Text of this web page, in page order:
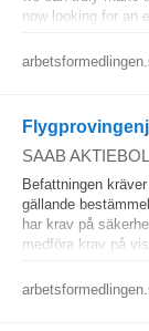
now looking for an
SAAB
Befattningen
gällande
har krav på
medföra krav på